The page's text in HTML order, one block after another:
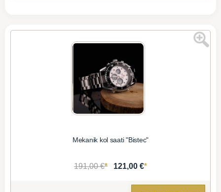
Mekanik kol saati "Bistec"
191,00 €* 121,00 €*